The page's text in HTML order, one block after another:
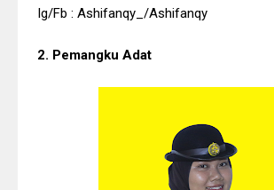
Ig/Fb : Ashifanqy_/Ashifanqy
2. Pemangku Adat